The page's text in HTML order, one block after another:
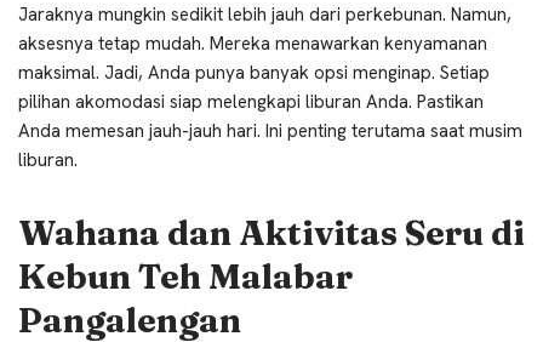
Jaraknya mungkin sedikit lebih jauh dari perkebunan. Namun,
aksesnya tetap mudah. Mereka menawarkan kenyamanan
maksimal. Jadi, Anda punya banyak opsi menginap. Setiap
pilihan akomodasi siap melengkapi liburan Anda. Pastikan
Anda memesan jauh-jauh hari. Ini penting terutama saat musim
liburan.
Wahana dan Aktivitas Seru di
Kebun Teh Malabar
Pangalengan